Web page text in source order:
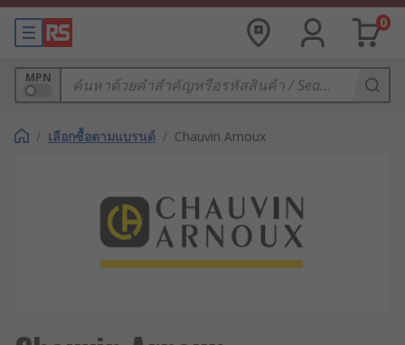
0
MPN
/ เลือกซื้อตามแบรนด์ / Chauvin Arnoux